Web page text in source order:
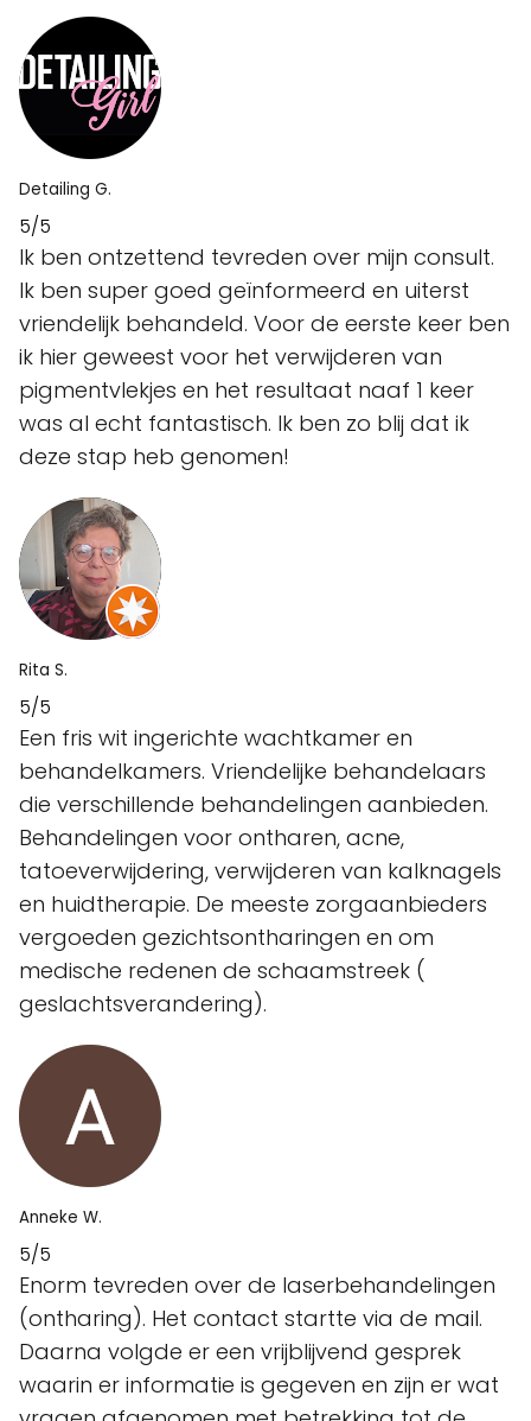
Detailing G.
5/5
Ik ben ontzettend tevreden over mijn consult.
Ik ben super goed geïnformeerd en uiterst
vriendelijk behandeld. Voor de eerste keer ben
ik hier geweest voor het verwijderen van
pigmentvlekjes en het resultaat naaf 1 keer
was al echt fantastisch. Ik ben zo blij dat ik
deze stap heb genomen!
Rita S.
5/5
Een fris wit ingerichte wachtkamer en
behandelkamers. Vriendelijke behandelaars
die verschillende behandelingen aanbieden.
Behandelingen voor ontharen, acne,
tatoeverwijdering, verwijderen van kalknagels
en huidtherapie. De meeste zorgaanbieders
vergoeden gezichtsontharingen en om
medische redenen de schaamstreek (
geslachtsverandering).
Anneke W.
5/5
Enorm tevreden over de laserbehandelingen
(ontharing). Het contact startte via de mail.
Daarna volgde er een vrijblijvend gesprek
waarin er informatie is gegeven en zijn er wat